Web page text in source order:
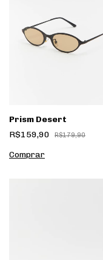
Prism Desert
R$159,90
R$179,90